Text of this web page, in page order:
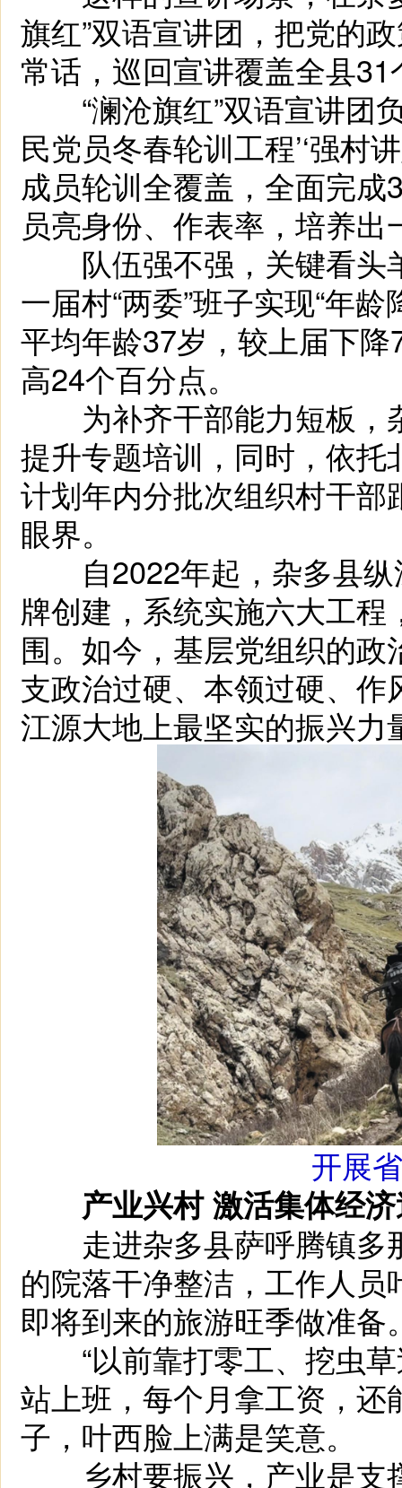
旗红”双语宣讲团，把党的
常话，巡回宣讲覆盖全县
“澜沧旗红”双语宣讲团负
民党员冬春轮训工程’‘强村
成员轮训全覆盖，全面完
员亮身份、作表率，培养
队伍强不强，关键看头
一届村“两委”班子实现“年
平均年龄37岁，较上届下
高24个百分点。
为补齐干部能力短板，
提升专题培训，同时，依
计划年内分批次组织村干
眼界。
自2022年起，杂多县纵
牌创建，系统实施六大工
围。如今，基层党组织的
支政治过硬、本领过硬、
江源大地上最坚实的振兴力
开展
产业兴村 激活集体经
走进杂多县萨呼腾镇多
的院落干净整洁，工作人
即将到来的旅游旺季做准备
“以前靠打零工、挖虫草
站上班，每个月拿工资，还
子，叶西脸上满是笑意。
乡村要振兴，产业是支